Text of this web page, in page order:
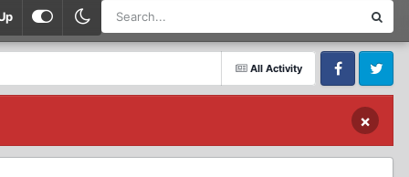
All Activity
FacebookTwitter
×